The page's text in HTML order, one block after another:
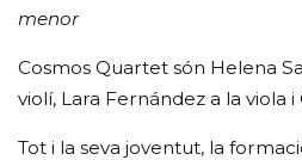
menor
Cosmos Quartet són Helena
violí, Lara Fernández a la viola
Tot i la seva joventut, la